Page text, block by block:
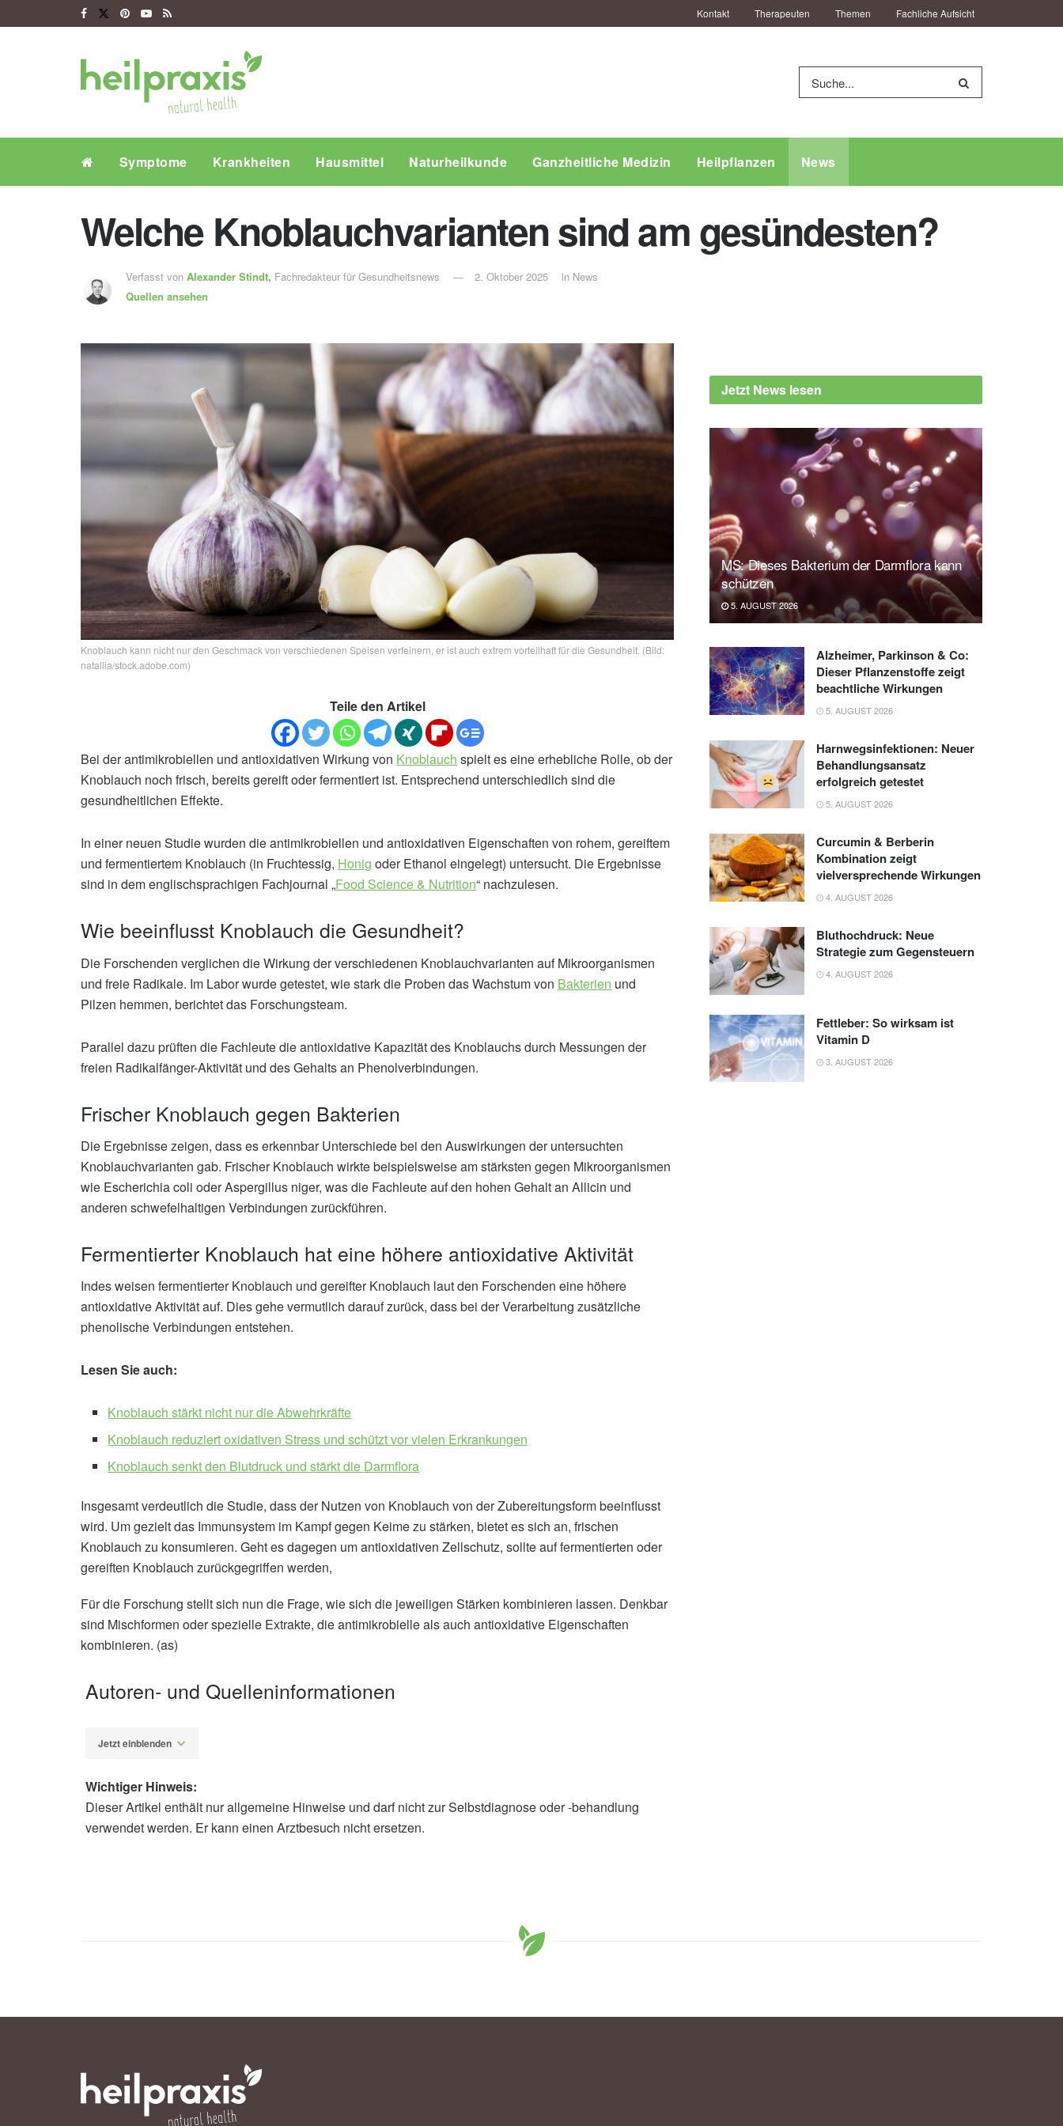
Kontakt Therapeuten Themen Fachliche Aufsicht
Symptome Krankheiten Hausmittel Naturheilkunde Ganzheitliche Medizin Heilpflanzen News
Welche Knoblauchvarianten sind am gesündesten?
Verfasst von Alexander Stindt, Fachredakteur für Gesundheitsnews
Quellen ansehen
2. Oktober 2025 in News
Knoblauch kann nicht nur den Geschmack von verschiedenen Speisen verfeinern, er ist auch extrem vorteilhaft für die Gesundheit. (Bild:
natallia/stock.adobe.com)
Teile den Artikel
Bei der antimikrobiellen und antioxidativen Wirkung von Knoblauch spielt es eine erhebliche Rolle, ob der
Knoblauch noch frisch, bereits gereift oder fermentiert ist. Entsprechend unterschiedlich sind die
gesundheitlichen Effekte.
In einer neuen Studie wurden die antimikrobiellen und antioxidativen Eigenschaften von rohem, gereiftem
und fermentiertem Knoblauch (in Fruchtessig, Honig oder Ethanol eingelegt) untersucht. Die Ergebnisse
sind in dem englischsprachigen Fachjournal „Food Science & Nutrition“ nachzulesen.
Wie beeinflusst Knoblauch die Gesundheit?
Die Forschenden verglichen die Wirkung der verschiedenen Knoblauchvarianten auf Mikroorganismen
und freie Radikale. Im Labor wurde getestet, wie stark die Proben das Wachstum von Bakterien und
Pilzen hemmen, berichtet das Forschungsteam.
Parallel dazu prüften die Fachleute die antioxidative Kapazität des Knoblauchs durch Messungen der
freien Radikalfänger-Aktivität und des Gehalts an Phenolverbindungen.
Frischer Knoblauch gegen Bakterien
Die Ergebnisse zeigen, dass es erkennbar Unterschiede bei den Auswirkungen der untersuchten
Knoblauchvarianten gab. Frischer Knoblauch wirkte beispielsweise am stärksten gegen Mikroorganismen
wie Escherichia coli oder Aspergillus niger, was die Fachleute auf den hohen Gehalt an Allicin und
anderen schwefelhaltigen Verbindungen zurückführen.
Fermentierter Knoblauch hat eine höhere antioxidative Aktivität
Indes weisen fermentierter Knoblauch und gereifter Knoblauch laut den Forschenden eine höhere
antioxidative Aktivität auf. Dies gehe vermutlich darauf zurück, dass bei der Verarbeitung zusätzliche
phenolische Verbindungen entstehen.
Lesen Sie auch:
Knoblauch stärkt nicht nur die Abwehrkräfte
Knoblauch reduziert oxidativen Stress und schützt vor vielen Erkrankungen
Knoblauch senkt den Blutdruck und stärkt die Darmflora
Insgesamt verdeutlich die Studie, dass der Nutzen von Knoblauch von der Zubereitungsform beeinflusst
wird. Um gezielt das Immunsystem im Kampf gegen Keime zu stärken, bietet es sich an, frischen
Knoblauch zu konsumieren. Geht es dagegen um antioxidativen Zellschutz, sollte auf fermentierten oder
gereiften Knoblauch zurückgegriffen werden,
Für die Forschung stellt sich nun die Frage, wie sich die jeweiligen Stärken kombinieren lassen. Denkbar
sind Mischformen oder spezielle Extrakte, die antimikrobielle als auch antioxidative Eigenschaften
kombinieren. (as)
Autoren- und Quelleninformationen
Jetzt einblenden
Alexander Stindt
Wichtiger Hinweis:
Dieser Artikel enthält nur allgemeine Hinweise und darf nicht zur Selbstdiagnose oder -behandlung
verwendet werden. Er kann einen Arztbesuch nicht ersetzen.
Jetzt News lesen
MS: Dieses Bakterium der Darmflora kann
schützen
5. AUGUST 2026
Alzheimer, Parkinson & Co:
Dieser Pflanzenstoffe zeigt
beachtliche Wirkungen
5. AUGUST 2026
Harnwegsinfektionen: Neuer
Behandlungsansatz
erfolgreich getestet
5. AUGUST 2026
Curcumin & Berberin
Kombination zeigt
vielversprechende Wirkungen
4. AUGUST 2026
Bluthochdruck: Neue
Strategie zum Gegensteuern
4. AUGUST 2026
Fettleber: So wirksam ist
Vitamin D
3. AUGUST 2026